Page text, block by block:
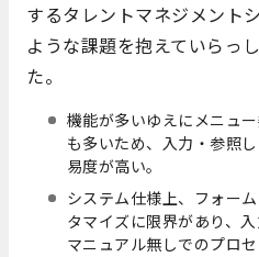
するタレントマネジメント
ような課題を抱えていらっ
た。
機能が多いゆえにメニュ
も多いため、入力・参照
易度が高い。
システム仕様上、フォー
タマイズに限界があり、
マニュアル無しでのプロ